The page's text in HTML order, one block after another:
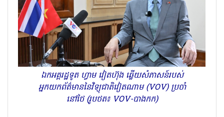
ឯកអគ្គរដ្ឋទូត ហ្វាម វៀតហ៊ុង ឆ្លើយសំភាសន៍របស់
អ្នកយកព័ត៌មាននៃវិទ្យុជាតិវៀតណាម (VOV) ប្រចាំ
នៅថៃ (រូបថត៖ VOV-បាងកក)